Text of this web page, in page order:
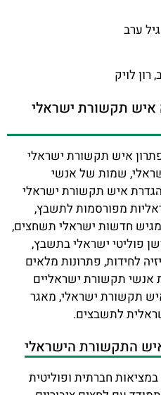
ערב
רון לויק
איש תקשורת ישראלי
איש תקשורת ישראלי
שמות של אנשי
איש תקשורת ישראלי
מפורסמות לתשבץ,
חדשות ישראלי תשחצים,
פוליטי ישראלי בתשבץ,
לחידות, פתרונות מלאים
תקשורת ישראליים
תקשורת ישראלי, מאגר
לתשבצים.
התקשורת הישראלי
חברתית ופוליטית